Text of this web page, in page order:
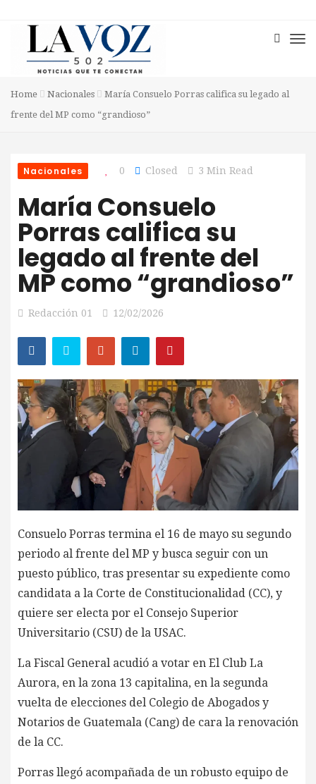
Home Nacionales
María Consuelo Porras califica su legado al
frente del MP como “grandioso”
Nacionales 0 Closed 3 Min Read
María Consuelo
Porras califica su
legado al frente del
MP como “grandioso”
Redacción 01 12/02/2026
Consuelo Porras termina el 16 de mayo su segundo
periodo al frente del MP y busca seguir con un
puesto público, tras presentar su expediente como
candidata a la Corte de Constitucionalidad (CC), y
quiere ser electa por el Consejo Superior
Universitario (CSU) de la USAC.
La Fiscal General acudió a votar en El Club La
Aurora, en la zona 13 capitalina, en la segunda
vuelta de elecciones del Colegio de Abogados y
Notarios de Guatemala (Cang) de cara la renovación
de la CC.
Porras llegó acompañada de un robusto equipo de